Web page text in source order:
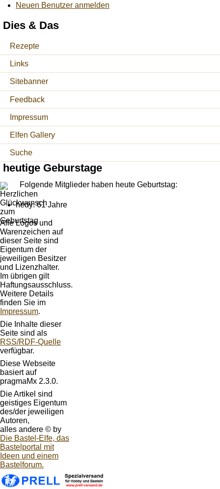
Neuen Benutzer anmelden
Dies & Das
Rezepte
Links
Sitebanner
Feedback
Impressum
Elfen Gallery
Suche
heutige Geburstage
Folgende Mitglieder haben heute Geburtstag:
hedy: 61 Jahre
Alle Logos und
Warenzeichen auf
dieser Seite sind
Eigentum der
jeweiligen Besitzer
und Lizenzhalter.
Im übrigen gilt
Haftungsausschluss.
Weitere Details
finden Sie im
Impressum.
Die Inhalte dieser
Seite sind als
RSS/RDF-Quelle
verfügbar.
Diese Webseite
basiert auf
pragmaMx 2.3.0.
Die Artikel sind
geistiges Eigentum
des/der jeweiligen
Autoren,
alles andere © by
Die Bastel-Elfe, das
Bastelportal mit
Ideen und einem
Bastelforum.